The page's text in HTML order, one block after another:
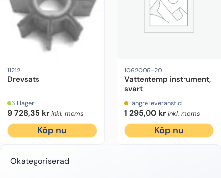
11212
Drevsats
3 I lager
9 728,35 kr inkl. moms
Köp nu
1062005-20
Vattentemp instrument,
svart
Längre leveranstid
1 295,00 kr inkl. moms
Köp nu
Okategoriserad